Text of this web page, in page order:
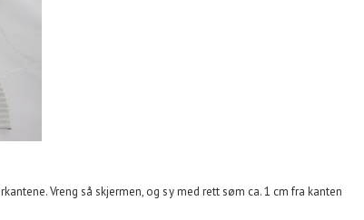
Vreng så skjermen, og sy med rett søm ca. 1 cm fra kanten